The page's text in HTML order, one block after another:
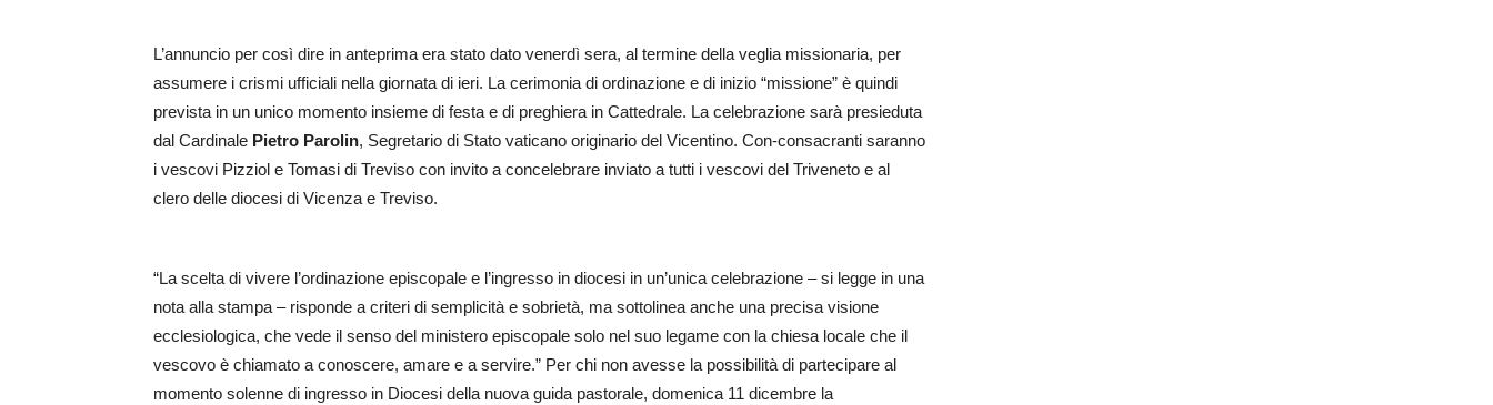
L’annuncio per così dire in anteprima era stato dato venerdì sera, al termine della veglia missionaria, per
assumere i crismi ufficiali nella giornata di ieri. La cerimonia di ordinazione e di inizio “missione” è quindi
prevista in un unico momento insieme di festa e di preghiera in Cattedrale. La celebrazione sarà presieduta
dal Cardinale Pietro Parolin, Segretario di Stato vaticano originario del Vicentino. Con-consacranti saranno
i vescovi Pizziol e Tomasi di Treviso con invito a concelebrare inviato a tutti i vescovi del Triveneto e al
clero delle diocesi di Vicenza e Treviso.
“La scelta di vivere l’ordinazione episcopale e l’ingresso in diocesi in un’unica celebrazione – si legge in una
nota alla stampa – risponde a criteri di semplicità e sobrietà, ma sottolinea anche una precisa visione
ecclesiologica, che vede il senso del ministero episcopale solo nel suo legame con la chiesa locale che il
vescovo è chiamato a conoscere, amare e a servire.” Per chi non avesse la possibilità di partecipare al
momento solenne di ingresso in Diocesi della nuova guida pastorale, domenica 11 dicembre la